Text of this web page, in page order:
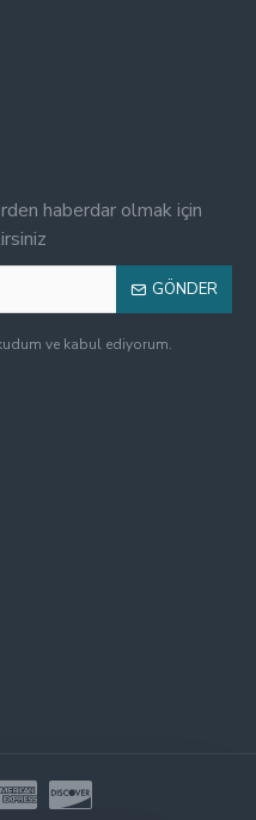
haberdar olmak için
GÖNDER
ve kabul ediyorum.